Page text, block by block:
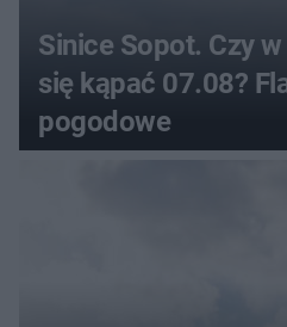
Sinice Sopot. Czy
się kąpać 07.08?
pogodowe